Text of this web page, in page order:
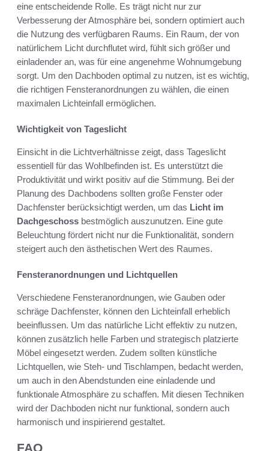
eine entscheidende Rolle. Es trägt nicht nur zur
Verbesserung der Atmosphäre bei, sondern optimiert auch
die Nutzung des verfügbaren Raums. Ein Raum, der von
natürlichem Licht durchflutet wird, fühlt sich größer und
einladender an, was für eine angenehme Wohnumgebung
sorgt. Um den Dachboden optimal zu nutzen, ist es wichtig,
die richtigen Fensteranordnungen zu wählen, die einen
maximalen Lichteinfall ermöglichen.
Wichtigkeit von Tageslicht
Einsicht in die Lichtverhältnisse zeigt, dass Tageslicht
essentiell für das Wohlbefinden ist. Es unterstützt die
Produktivität und wirkt positiv auf die Stimmung. Bei der
Planung des Dachbodens sollten große Fenster oder
Dachfenster berücksichtigt werden, um das Licht im
Dachgeschoss bestmöglich auszunutzen. Eine gute
Beleuchtung fördert nicht nur die Funktionalität, sondern
steigert auch den ästhetischen Wert des Raumes.
Fensteranordnungen und Lichtquellen
Verschiedene Fensteranordnungen, wie Gauben oder
schräge Dachfenster, können den Lichteinfall erheblich
beeinflussen. Um das natürliche Licht effektiv zu nutzen,
können zusätzlich helle Farben und strategisch platzierte
Möbel eingesetzt werden. Zudem sollten künstliche
Lichtquellen, wie Steh- und Tischlampen, bedacht werden,
um auch in den Abendstunden eine einladende und
funktionale Atmosphäre zu schaffen. Mit diesen Techniken
wird der Dachboden nicht nur funktional, sondern auch
harmonisch und inspirierend gestaltet.
FAQ